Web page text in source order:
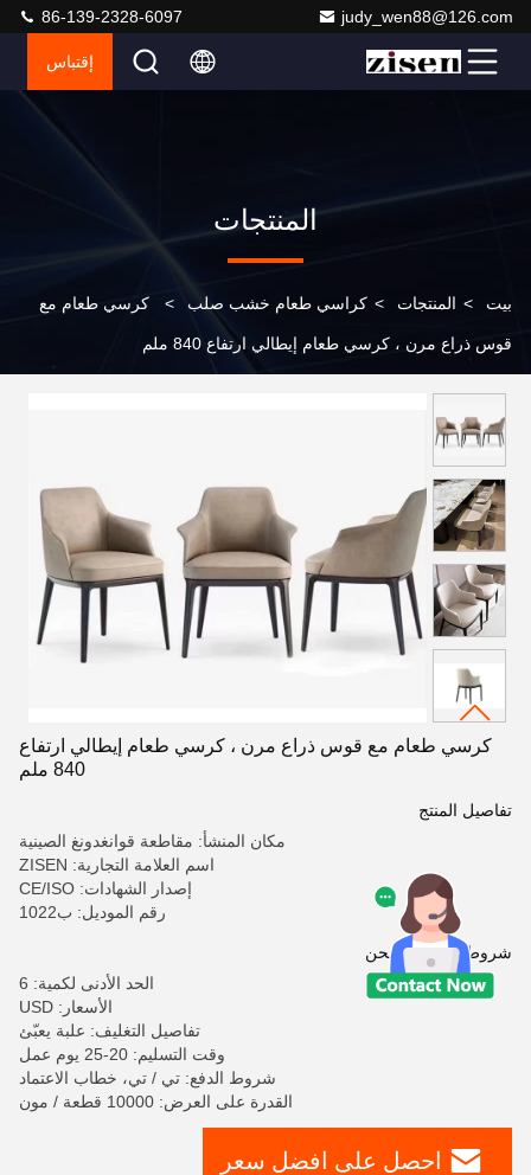
judy_wen88@126.com
86-139-2328-6097
إقتباس
المنتجات
بيت > المنتجات > كراسي طعام خشب صلب > كرسي طعام مع
قوس ذراع مرن ، كرسي طعام إيطالي ارتفاع 840 ملم
كرسي طعام مع قوس ذراع مرن ، كرسي طعام إيطالي ارتفاع
840 ملم
تفاصيل المنتج
مكان المنشأ: مقاطعة قوانغدونغ الصينية
اسم العلامة التجارية: ZISEN
إصدار الشهادات: CE/ISO
رقم الموديل: ب1022
شروط الدفع والشحن
الحد الأدنى لكمية: 6
الأسعار: USD
تفاصيل التغليف: علبة يعبّئ
وقت التسليم: 20-25 يوم عمل
شروط الدفع: تي / تي، خطاب الاعتماد
القدرة على العرض: 10000 قطعة / مون
احصل على افضل سعر